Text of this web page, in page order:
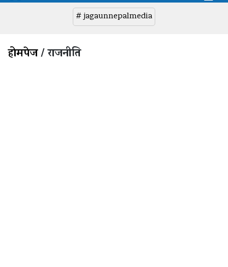
# jagaunnepalmedia
होमपेज/ राजनीति